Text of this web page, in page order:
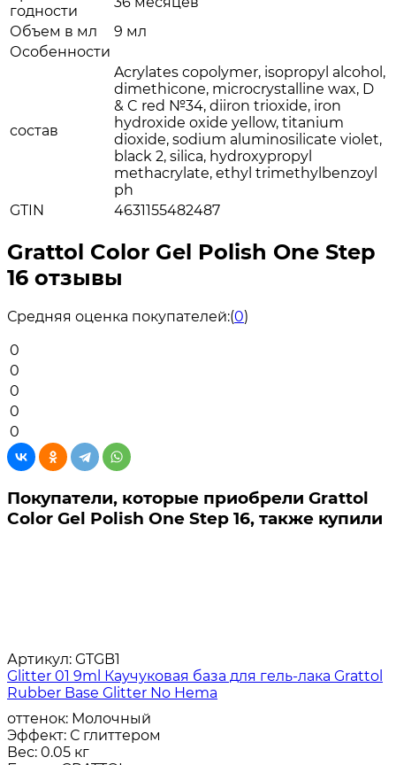
годности
Объем в мл
9 мл
Особенности
состав
Acrylates copolymer, isopropyl alcohol,
dimethicone, microcrystalline wax, D
& C red №34, diiron trioxide, iron
hydroxide oxide yellow, titanium
dioxide, sodium aluminosilicate violet,
black 2, silica, hydroxypropyl
methacrylate, ethyl trimethylbenzoyl
ph
GTIN
4631155482487
Grattol Color Gel Polish One Step
16 отзывы
Средняя оценка покупателей:(0)
0
0
0
0
0
Покупатели, которые приобрели Grattol
Color Gel Polish One Step 16, также купили
Артикул: GTGB1
Glitter 01 9ml Каучуковая база для гель-лака Grattol
Rubber Base Glitter No Hema
оттенок: Молочный
Эффект: С глиттером
Вес: 0.05 кг